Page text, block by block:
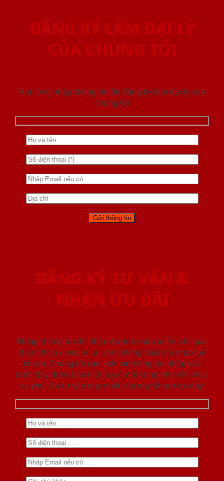
ĐĂNG KÝ LÀM ĐẠI LÝ
CỦA CHÚNG TÔI
Vui lòng nhập thông tin để đăng ký làm đại lý của
chúng tôi
ĐĂNG KÝ TƯ VẤN &
NHẬN ƯU ĐÃI
Nhập thông tin để nhận được tư vấn miễn phí qua
điện thoại / email/ tại văn phòng hoặc tại nhà quý
khách. Chúng tôi cam kết mọi thông tin nhập vào
dưới đây được bảo mật tuyệt đối cũng như chỉ phục
vụ yêu cầu tư vấn duy nhất của quý khách tại đây.